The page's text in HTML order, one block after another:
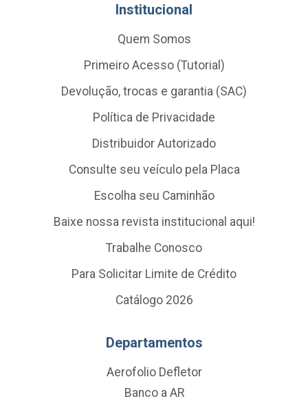
Institucional
Quem Somos
Primeiro Acesso (Tutorial)
Devolução, trocas e garantia (SAC)
Política de Privacidade
Distribuidor Autorizado
Consulte seu veículo pela Placa
Escolha seu Caminhão
Baixe nossa revista institucional aqui!
Trabalhe Conosco
Para Solicitar Limite de Crédito
Catálogo 2026
Departamentos
Aerofolio Defletor
Banco a AR